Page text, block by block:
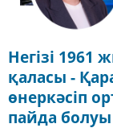
Негізі
қаласы -
өнеркәсіп
пайда